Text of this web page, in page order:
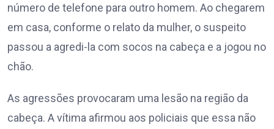
número de telefone para outro homem. Ao chegarem
em casa, conforme o relato da mulher, o suspeito
passou a agredi-la com socos na cabeça e a jogou no
chão.
As agressões provocaram uma lesão na região da
cabeça. A vítima afirmou aos policiais que essa não